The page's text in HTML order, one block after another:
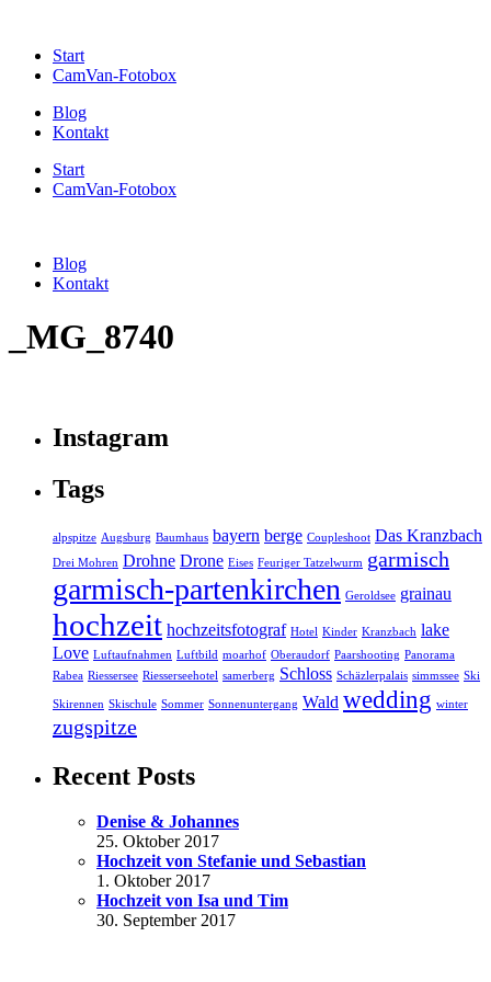
Start
CamVan-Fotobox
Blog
Kontakt
Start
CamVan-Fotobox
Blog
Kontakt
_MG_8740
Instagram
Tags
alpspitze Augsburg Baumhaus bayern berge Coupleshoot Das Kranzbach
Drei Mohren Drohne Drone Eises Feuriger Tatzelwurm garmisch
garmisch-partenkirchen Geroldsee grainau
hochzeit hochzeitsfotograf Hotel Kinder Kranzbach lake
Love Luftaufnahmen Luftbild moarhof Oberaudorf Paarshooting Panorama
Rabea Riessersee Riesserseehotel samerberg Schloss Schäzlerpalais simmssee Ski
Skirennen Skischule Sommer Sonnenuntergang Wald wedding winter
zugspitze
Recent Posts
Denise & Johannes
25. Oktober 2017
Hochzeit von Stefanie und Sebastian
1. Oktober 2017
Hochzeit von Isa und Tim
30. September 2017